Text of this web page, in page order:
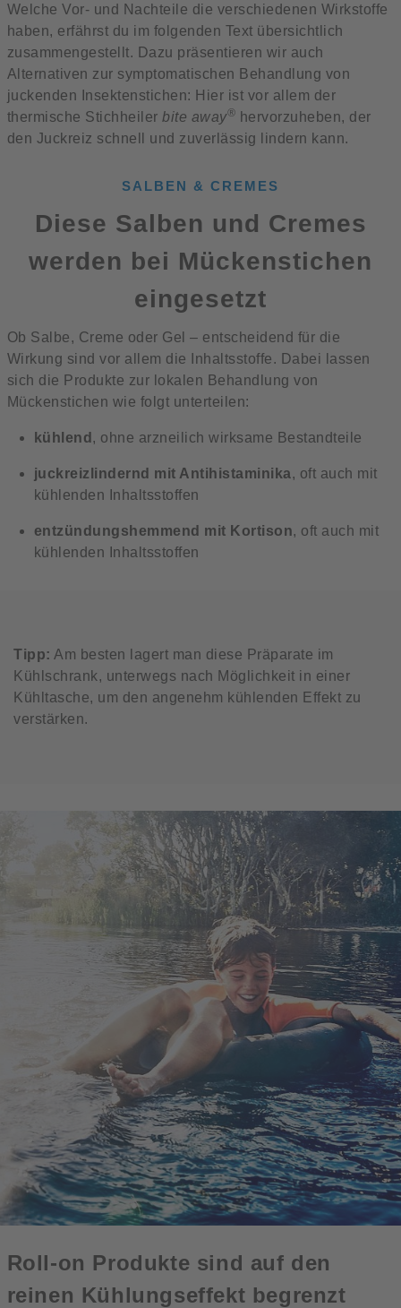
Welche Vor- und Nachteile die verschiedenen Wirkstoffe
haben, erfährst du im folgenden Text übersichtlich
zusammengestellt. Dazu präsentieren wir auch
Alternativen zur symptomatischen Behandlung von
juckenden Insektenstichen: Hier ist vor allem der
thermische Stichheiler bite away® hervorzuheben, der
den Juckreiz schnell und zuverlässig lindern kann.
SALBEN & CREMES
Diese Salben und Cremes
werden bei Mückenstichen
eingesetzt
Ob Salbe, Creme oder Gel – entscheidend für die
Wirkung sind vor allem die Inhaltsstoffe. Dabei lassen
sich die Produkte zur lokalen Behandlung von
Mückenstichen wie folgt unterteilen:
kühlend , ohne arzneilich wirksame Bestandteile
juckreizlindernd mit Antihistaminika, oft auch mit
kühlenden Inhaltsstoffen
entzündungshemmend mit Kortison, oft auch mit
kühlenden Inhaltsstoffen
Tipp: Am besten lagert man diese Präparate im
Kühlschrank, unterwegs nach Möglichkeit in einer
Kühltasche, um den angenehm kühlenden Effekt zu
verstärken.
Roll-on Produkte sind auf den
reinen Kühlungseffekt begrenzt